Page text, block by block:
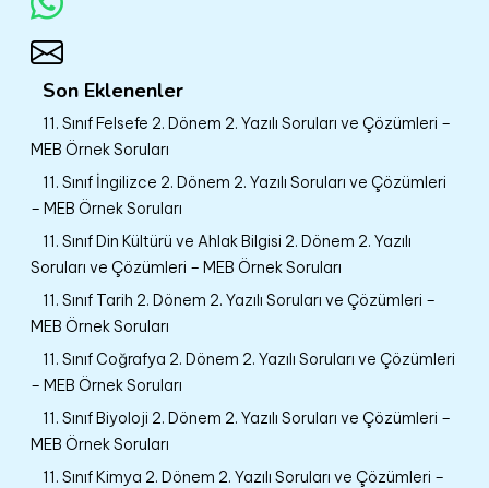
Son Eklenenler
11. Sınıf Felsefe 2. Dönem 2. Yazılı Soruları ve Çözümleri –
MEB Örnek Soruları
11. Sınıf İngilizce 2. Dönem 2. Yazılı Soruları ve Çözümleri
– MEB Örnek Soruları
11. Sınıf Din Kültürü ve Ahlak Bilgisi 2. Dönem 2. Yazılı
Soruları ve Çözümleri – MEB Örnek Soruları
11. Sınıf Tarih 2. Dönem 2. Yazılı Soruları ve Çözümleri –
MEB Örnek Soruları
11. Sınıf Coğrafya 2. Dönem 2. Yazılı Soruları ve Çözümleri
– MEB Örnek Soruları
11. Sınıf Biyoloji 2. Dönem 2. Yazılı Soruları ve Çözümleri –
MEB Örnek Soruları
11. Sınıf Kimya 2. Dönem 2. Yazılı Soruları ve Çözümleri –